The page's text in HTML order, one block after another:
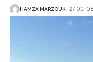
HAMZA MARZOUK 27